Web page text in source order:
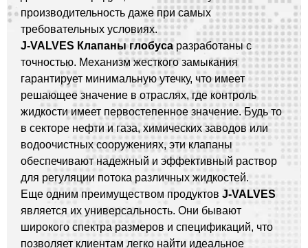
производительность даже при самых
требовательных условиях.
J-VALVES Клапаны глобуса разработаны с
точностью. Механизм жесткого замыкания
гарантирует минимальную утечку, что имеет
решающее значение в отраслях, где контроль
жидкости имеет первостепенное значение. Будь то
в секторе нефти и газа, химических заводов или
водоочистных сооружениях, эти клапаны
обеспечивают надежный и эффективный раствор
для регуляции потока различных жидкостей.
Еще одним преимуществом продуктов J-VALVES
является их универсальность. Они бывают
широкого спектра размеров и спецификаций, что
позволяет клиентам легко найти идеальное